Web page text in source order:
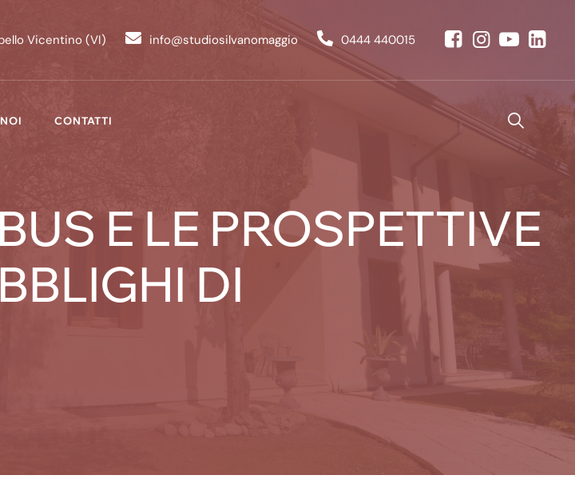
Vicentino (VI) info@studiosilvanomaggio 0444 440015
CONTATTI
E LE PROSPETTIVE
DI